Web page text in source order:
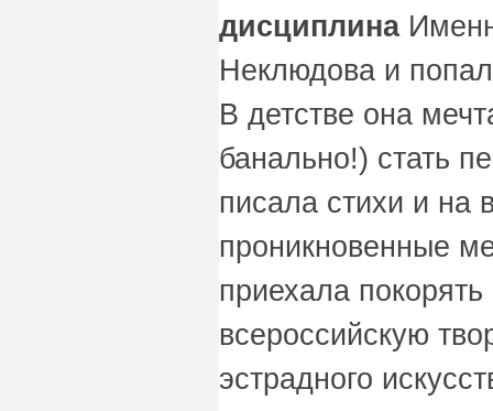
дисциплина
Неклюдова и
В детстве она
банально!) стать
писала стихи и на
проникновенные
приехала
всероссийскую
эстрадного